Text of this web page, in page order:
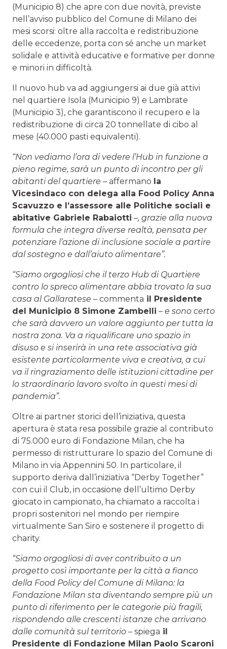
(Municipio 8) che apre con due novità, previste
nell’avviso pubblico del Comune di Milano dei
mesi scorsi: oltre alla raccolta e redistribuzione
delle eccedenze, porta con sé anche un market
solidale e attività educative e formative per donne
e minori in difficoltà.
Il nuovo hub va ad aggiungersi ai due già attivi
nel quartiere Isola (Municipio 9) e Lambrate
(Municipio 3), che garantiscono il recupero e la
redistribuzione di circa 20 tonnellate di cibo al
mese (40.000 pasti equivalenti).
“Non vediamo l’ora di vedere l’Hub in funzione a
pieno regime, sarà un punto di incontro per gli
abitanti del quartiere – affermano la
Vicesindaco con delega alla Food Policy Anna
Scavuzzo e l’assessore alle Politiche sociali e
abitative Gabriele Rabaiotti –, grazie alla nuova
formula che integra diverse realtà, pensata per
potenziare l’azione di inclusione sociale a partire
dal sostegno e dall’aiuto alimentare”.
“Siamo orgogliosi che il terzo Hub di Quartiere
contro lo spreco alimentare abbia trovato la sua
casa al Gallaratese – commenta il Presidente
del Municipio 8 Simone Zambelli – e sono certo
che sarà davvero un valore aggiunto per tutta la
nostra zona. Va a riqualificare uno spazio in
disuso e si inserirà in una rete associativa già
esistente particolarmente viva e creativa, a cui
va il ringraziamento delle istituzioni cittadine per
lo straordinario lavoro svolto in questi mesi di
pandemia”.
Oltre ai partner storici dell’iniziativa, questa
apertura è stata resa possibile grazie al contributo
di 75.000 euro di Fondazione Milan, che ha
permesso di ristrutturare lo spazio del Comune di
Milano in via Appennini 50. In particolare, il
supporto deriva dall’iniziativa “Derby Together”
con cui il Club, in occasione dell’ultimo Derby
giocato in campionato, ha chiamato a raccolta i
propri sostenitori nel mondo per riempire
virtualmente San Siro e sostenere il progetto di
charity.
“Siamo orgogliosi di aver contribuito a un
progetto così importante per la città a fianco
della Food Policy del Comune di Milano: la
Fondazione Milan sta diventando sempre più un
punto di riferimento per le categorie più fragili,
rispondendo alle crescenti istanze che arrivano
dalle comunità sul territorio – spiega il
Presidente di Fondazione Milan Paolo Scaroni